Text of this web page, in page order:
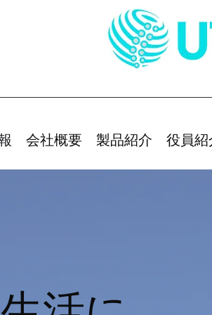
会社概要 製品紹介 役員紹